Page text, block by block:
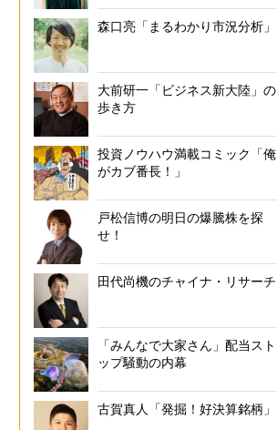
森口亮「まるわかり市況分析」
大前研一「ビジネス新大陸」の
歩き方
投資ノウハウ満載コミック「俺
がカブ番長！」
戸松信博の明日の爆騰株を探
せ！
田代尚機のチャイナ・リサーチ
「みんなで大家さん」配当スト
ップ騒動の内幕
古賀真人「発掘！好決算銘柄」